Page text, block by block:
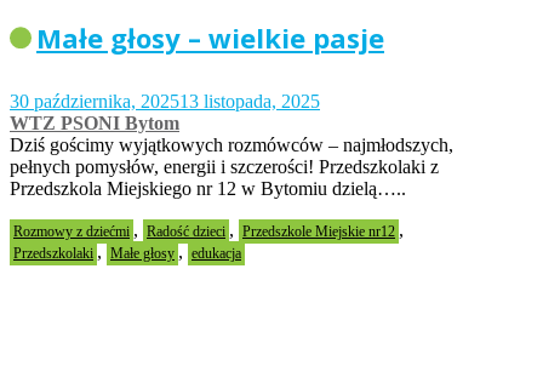
Małe głosy – wielkie pasje
30 października, 202513 listopada, 2025
WTZ PSONI Bytom
Dziś gościmy wyjątkowych rozmówców – najmłodszych,
pełnych pomysłów, energii i szczerości! Przedszkolaki z
Przedszkola Miejskiego nr 12 w Bytomiu dzielą…..
Rozmowy z dziećmi , Radość dzieci , Przedszkole Miejskie nr12 ,
Przedszkolaki , Małe głosy , edukacja